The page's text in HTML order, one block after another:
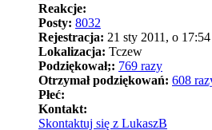
Reakcje:
Posty: 8032
Rejestracja: 21 sty 2011, o 17:54
Lokalizacja: Tczew
Podziękował;: 769 razy
Otrzymał podziękowań: 608
Płeć:
Kontakt:
Skontaktuj się z LukaszB